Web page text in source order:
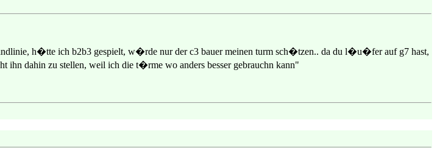
h�tte ich b2b3 gespielt, w�rde nur der c3 bauer meinen turm sch�tzen.. da du l�u�fer auf g7 hast,
ihn dahin zu stellen, weil ich die t�rme wo anders besser gebrauchn kann"